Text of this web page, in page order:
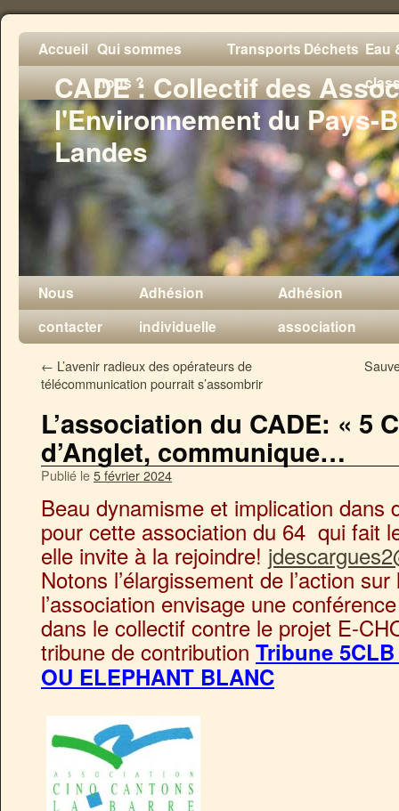
CADE : Collectif des
l'Environnement du Pays-
Landes
Accueil Qui sommes
nous ?
TransportsDéchets Eau
Nous
contacter
Adhésion
individuelle
Adhésion
association
← L’avenir radieux des opérateurs de
télécommunication pourrait s’assombrir
L’association du CADE: « 5
d’Anglet, communique…
Publié le5 février 2024
Beau dynamisme et implication dans
pour cette association du 64 qui fait
elle invite à la rejoindre!
Notons l’élargissement de l’action
l’association envisage une
dans le collectif contre le projet E-
tribune de contribution Tribune
OU ELEPHANT BLANC